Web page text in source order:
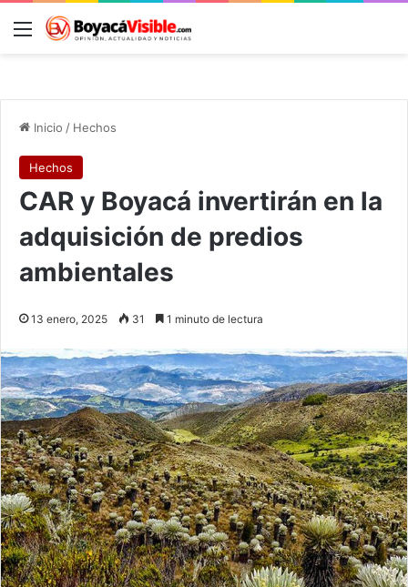
Menú
Inicio / Hechos
Hechos
CAR y Boyacá invertirán en la
adquisición de predios
ambientales
13 enero, 2025 31 1 minuto de lectura